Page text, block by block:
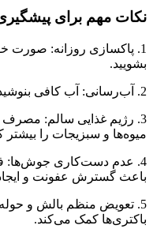
نکات مهم برای
1. پاکسازی روزانه: صورت
بشویید.
2. آب‌رسانی: آب کافی بنوشید تا پوستتان مرطوب بماند.
3. رژیم غذایی سالم:
میوه‌ها و سبزیجات را بیشتر
4. عدم دست‌کاری جوش‌ها:
باعث گسترش عفونت و
5. تعویض منظم بالش و
باکتری‌ها کمک می‌کند.